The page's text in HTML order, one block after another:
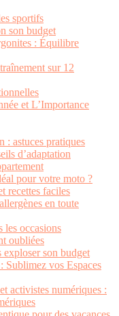
sportifs
son budget
: Équilibre
sur 12
et L’Importance
: astuces pratiques
d’adaptation
pour votre moto ?
recettes faciles
en toute
les occasions
oubliées
exploser son budget
Sublimez vos Espaces
activistes numériques :